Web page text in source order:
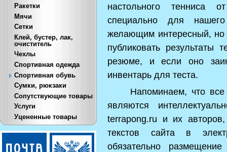
Ракетки
Мячи
Сетки
Клей, бустер, лак,
очиститель
Чехлы
Спортивная одежда
Спортивная обувь
Сумки, рюкзаки
Сопутствующие товары
Услуги
Уцененные товары
настольного тенниса
специально для
желающим интересный, но
публиковать результаты
резюме, и если оно
инвентарь для теста.
Напоминаем, что все
являются
terrapong.ru и их
текстов сайта в
обязательно